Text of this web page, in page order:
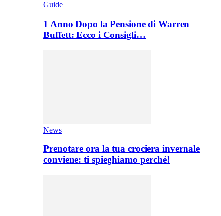
Guide
1 Anno Dopo la Pensione di Warren
Buffett: Ecco i Consigli…
News
Prenotare ora la tua crociera invernale
conviene: ti spieghiamo perché!